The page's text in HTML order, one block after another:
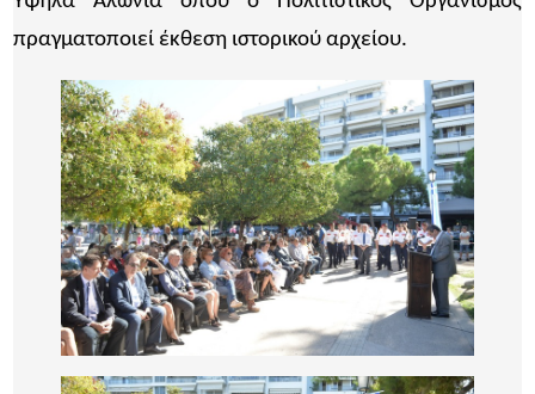
πραγματοποιεί έκθεση ιστορικού αρχείου.